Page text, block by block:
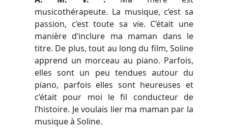
musicothérapeute. La musique, c’est sa
passion, c’est toute sa vie. C’était une
manière d’inclure ma maman dans le
titre. De plus, tout au long du film, Soline
apprend un morceau au piano. Parfois,
elles sont un peu tendues autour du
piano, parfois elles sont heureuses et
c’était pour moi le fil conducteur de
l’histoire. Je voulais lier ma maman par la
musique à Soline.